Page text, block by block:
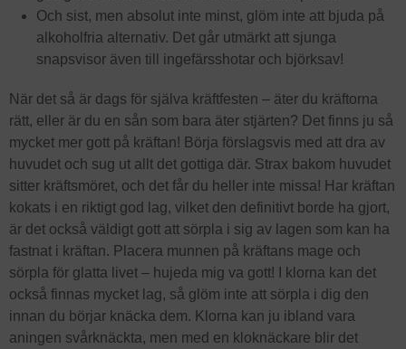
Och sist, men absolut inte minst, glöm inte att bjuda på
alkoholfria alternativ. Det går utmärkt att sjunga
snapsvisor även till ingefärsshotar och björksav!
När det så är dags för själva kräftfesten – äter du kräftorna
rätt, eller är du en sån som bara äter stjärten? Det finns ju så
mycket mer gott på kräftan! Börja förslagsvis med att dra av
huvudet och sug ut allt det gottiga där. Strax bakom huvudet
sitter kräftsmöret, och det får du heller inte missa! Har kräftan
kokats i en riktigt god lag, vilket den definitivt borde ha gjort,
är det också väldigt gott att sörpla i sig av lagen som kan ha
fastnat i kräftan. Placera munnen på kräftans mage och
sörpla för glatta livet – hujeda mig va gott! I klorna kan det
också finnas mycket lag, så glöm inte att sörpla i dig den
innan du börjar knäcka dem. Klorna kan ju ibland vara
aningen svårknäckta, men med en kloknäckare blir det